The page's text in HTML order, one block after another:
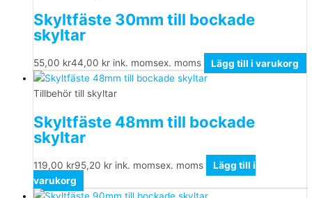
Skyltfäste 30mm till bockade
skyltar
55,00 kr44,00 kr ink. momsex. moms Lägg till i varukorg
Tillbehör till skyltar
Skyltfäste 48mm till bockade
skyltar
119,00 kr95,20 kr ink. momsex. moms
Lägg till i
varukorg